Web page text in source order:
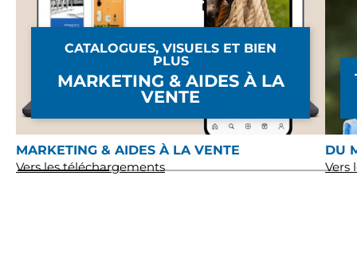
CATALOGUES, VISUELS ET BIEN
PLUS
MARKETING & AIDES À LA
VENTE
MARKETING & AIDES À LA VENTE
Vers les téléchargements
DU
Vers